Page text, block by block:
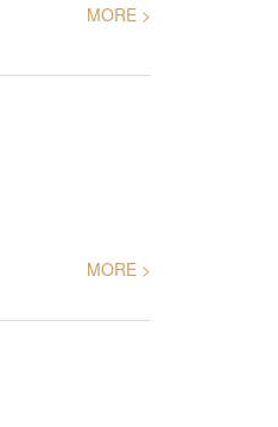
MORE >
MORE >